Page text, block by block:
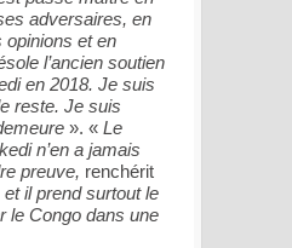
adversaires, en
opinions et en
l’ancien soutien
en 2018. Je suis
reste. Je suis
». « Le
n’en a jamais
preuve, renchérit
et il prend surtout le
le Congo dans une